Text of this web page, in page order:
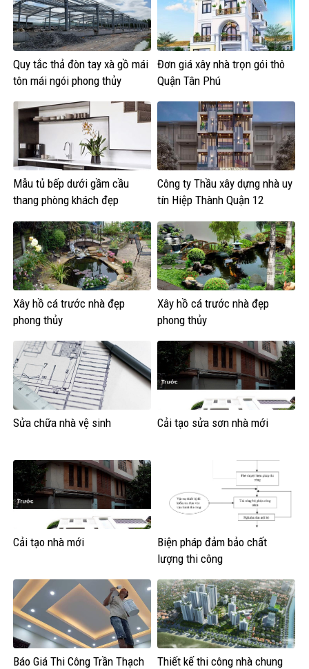
Quy tắc thả đòn tay xà gồ mái
tôn mái ngói phong thủy
Đơn giá xây nhà trọn gói thô
Quận Tân Phú
Mẫu tủ bếp dưới gầm cầu
thang phòng khách đẹp
Công ty Thầu xây dựng nhà uy
tín Hiệp Thành Quận 12
Xây hồ cá trước nhà đẹp
phong thủy
Xây hồ cá trước nhà đẹp
phong thủy
Sửa chữa nhà vệ sinh Cải tạo sửa sơn nhà mới
Cải tạo nhà mới
Biện pháp đảm bảo chất
lượng thi công
Báo Giá Thi Công Trần Thạch
Thiết kế thi công nhà chung